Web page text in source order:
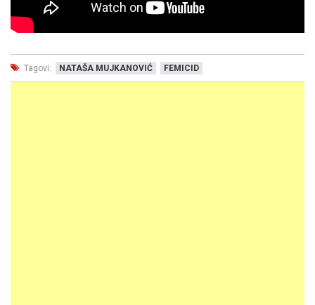
Tagovi: NATAŠA MUJKANOVIĆ FEMICID